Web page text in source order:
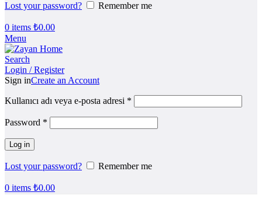
Lost your password? Remember me
0 items ₺0.00
Menu
Search
Login / Register
Sign inCreate an Account
Kullanıcı adı veya e-posta adresi *
Password *
Log in
Lost your password? Remember me
0 items ₺0.00